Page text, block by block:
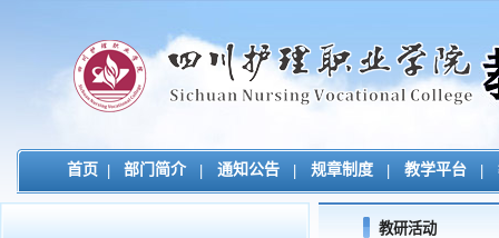
首页 | 部门简介 | 通知公告 | 规章制度 | 教学平台 |
教研活动